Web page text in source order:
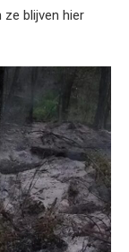
ze blijven hier